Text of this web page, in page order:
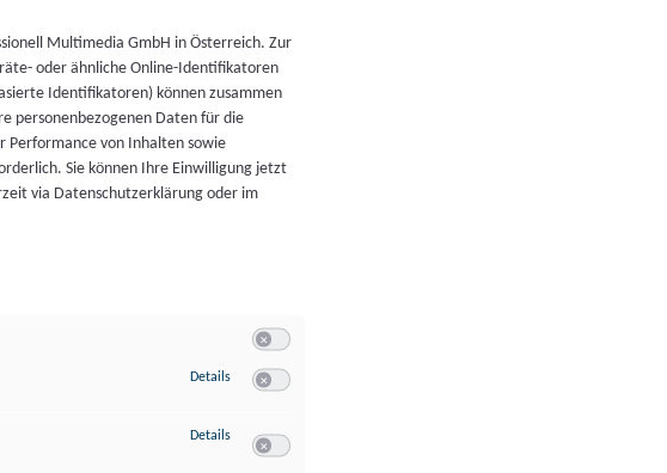
Multimedia GmbH in Österreich. Zur
oder ähnliche Online-Identifikatoren
Identifikatoren) können zusammen
personenbezogenen Daten für die
Performance von Inhalten sowie
Sie können Ihre Einwilligung jetzt
via Datenschutzerklärung oder im
Details zu Speichern von oder Zugriff auf Informationen auf einem Endgerät
Details zu Verwendung reduzierter Daten zur Auswahl von Werbeanzeigen